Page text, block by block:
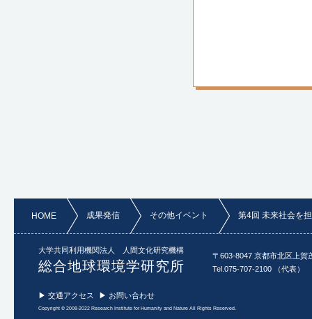
HOME 成果発信 その他イベント 第4回 未来社会を
大学共同利用機関法人 人間文化研究機構
総合地球環境学研究所
〒603-8047 京都市北区上賀
Tel.075-707-2100 （代表
▶ 交通アクセス ▶ お問い合わせ